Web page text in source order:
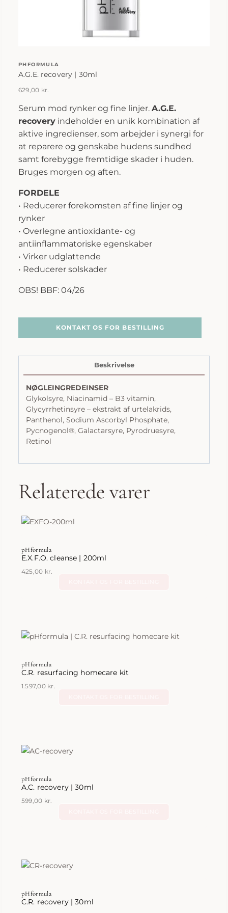
PHFORMULA
A.G.E. recovery | 30ml
629,00 kr.
Serum mod rynker og fine linjer. A.G.E.
recovery indeholder en unik kombination af
aktive ingredienser, som arbejder i synergi for
at reparere og genskabe hudens sundhed
samt forebygge fremtidige skader i huden.
Bruges morgen og aften.
FORDELE
• Reducerer forekomsten af fine linjer og
rynker
• Overlegne antioxidante- og
antiinflammatoriske egenskaber
• Virker udglattende
• Reducerer solskader
OBS! BBF: 04/26
KONTAKT OS FOR BESTILLING
Beskrivelse
NØGLEINGREDEINSER
Glykolsyre, Niacinamid – B3 vitamin,
Glycyrrhetinsyre – ekstrakt af urtelakrids,
Panthenol, Sodium Ascorbyl Phosphate,
Pycnogenol®, Galactarsyre, Pyrodruesyre,
Retinol
Relaterede varer
pHformula
E.X.F.O. cleanse | 200ml
425,00 kr.
pHformula
C.R. resurfacing homecare kit
1.597,00 kr.
pHformula
A.C. recovery | 30ml
599,00 kr.
pHformula
C.R. recovery | 30ml